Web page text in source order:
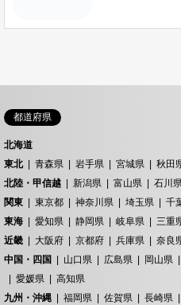
都道府県
北海道
東北
青森県 岩手県 宮城県 秋田
北陸・甲信越
新潟県 富山県 石川
関東
東京都 神奈川県 埼玉県 千
東海
愛知県 静岡県 岐阜県
三重
近畿
大阪府 京都府 兵庫県 奈良
中国・四国
山口県 広島県 岡山県
愛媛県
高知県
九州・沖縄
福岡県 佐賀県 長崎県